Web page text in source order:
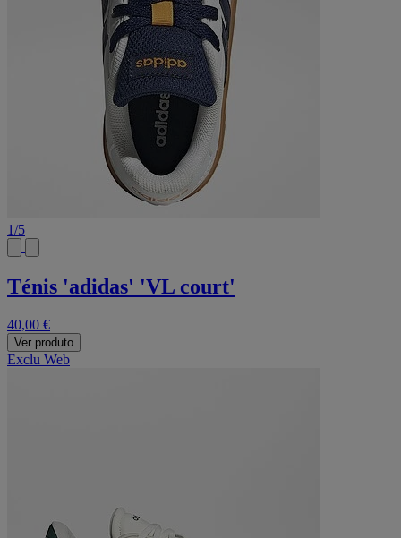
1/5
Ténis 'adidas' 'VL court'
40,00 €
Ver produto
Exclu Web